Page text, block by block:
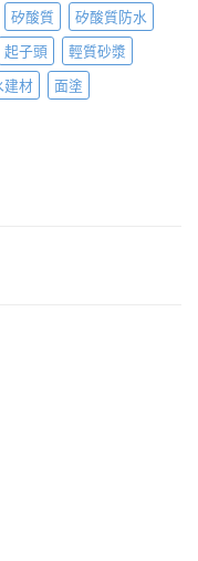
矽酸質
矽酸質防水
起子頭
輕質砂漿
建材 面塗